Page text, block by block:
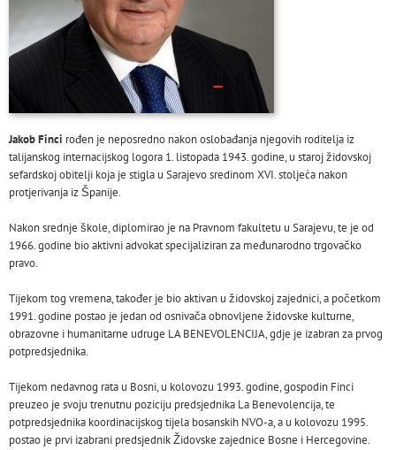
Jakob Finci rođen je neposredno nakon oslobađanja njegovih roditelja iz
talijanskog internacijskog logora 1. listopada 1943. godine, u staroj židovskoj
sefardskoj obitelji koja je stigla u Sarajevo sredinom XVI. stoljeća nakon
protjerivanja iz Španije.
Nakon srednje škole, diplomirao je na Pravnom fakultetu u Sarajevu, te je od
1966. godine bio aktivni advokat specijaliziran za međunarodno trgovačko
pravo.
Tijekom tog vremena, također je bio aktivan u židovskoj zajednici, a početkom
1991. godine postao je jedan od osnivača obnovljene židovske kulturne,
obrazovne i humanitarne udruge LA BENEVOLENCIJA, gdje je izabran za prvog
potpredsjednika.
Tijekom nedavnog rata u Bosni, u kolovozu 1993. godine, gospodin Finci
preuzeo je svoju trenutnu poziciju predsjednika La Benevolencija, te
potpredsjednika koordinacijskog tijela bosanskih NVO-a, a u kolovozu 1995.
postao je prvi izabrani predsjednik Židovske zajednice Bosne i Hercegovine.